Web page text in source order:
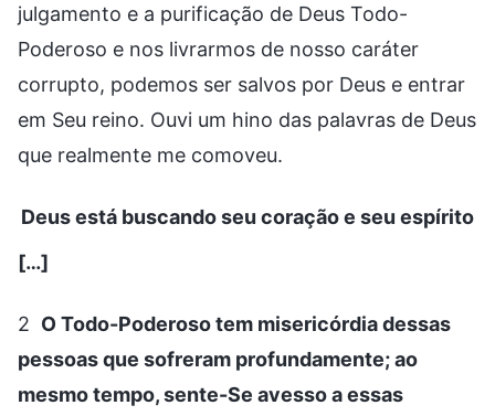
julgamento e a purificação de Deus Todo-
Poderoso e nos livrarmos de nosso caráter
corrupto, podemos ser salvos por Deus e entrar
em Seu reino. Ouvi um hino das palavras de Deus
que realmente me comoveu.
Deus está buscando seu coração e seu espírito
[…]
2 O Todo-Poderoso tem misericórdia dessas
pessoas que sofreram profundamente; ao
mesmo tempo, sente-Se avesso a essas